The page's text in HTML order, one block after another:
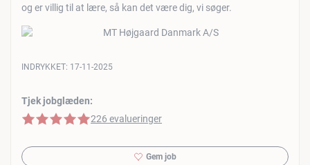
og er villig til at lære, så kan det være dig, vi søger.
Tjek jobglæden:
5 af 5 stjerner
226 evalueringer
INDRYKKET: 17-11-2025
Gem job